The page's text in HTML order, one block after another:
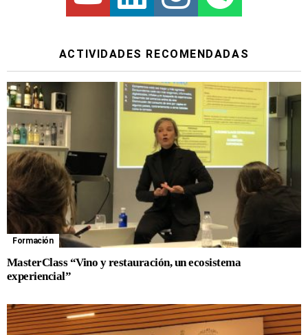
ACTIVIDADES RECOMENDADAS
Formación
MasterClass “Vino y restauración, un ecosistema
experiencial”